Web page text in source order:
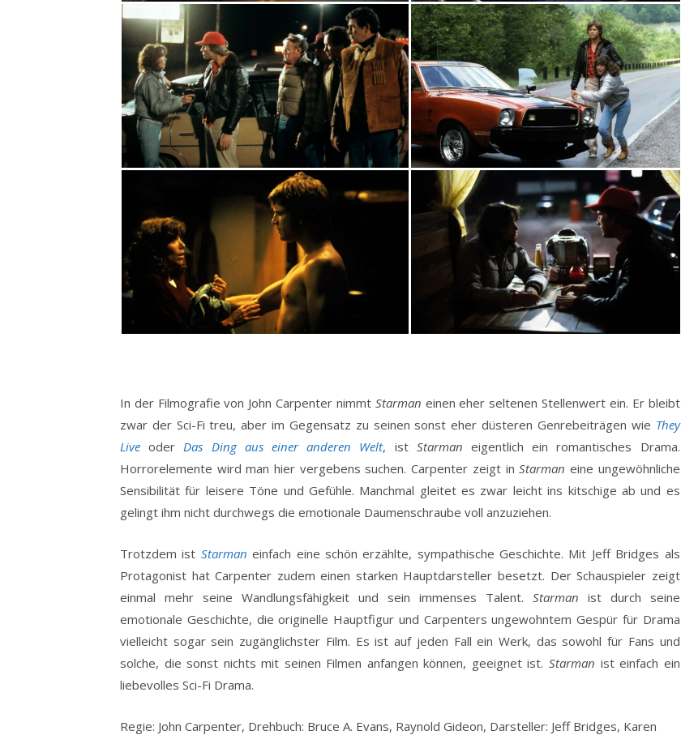
In der Filmografie von John Carpenter nimmt Starman einen eher seltenen Stellenwert ein. Er bleibt
zwar der Sci-Fi treu, aber im Gegensatz zu seinen sonst eher düsteren Genrebeiträgen wie They
Live oder Das Ding aus einer anderen Welt, ist Starman eigentlich ein romantisches Drama.
Horrorelemente wird man hier vergebens suchen. Carpenter zeigt inStarman eine ungewöhnliche
Sensibilität für leisere Töne und Gefühle. Manchmal gleitet es zwar leicht ins kitschige ab und es
gelingt ihm nicht durchwegs die emotionale Daumenschraube voll anzuziehen.
Trotzdem ist Starman einfach eine schön erzählte, sympathische Geschichte. Mit Jeff Bridges als
Protagonist hat Carpenter zudem einen starken Hauptdarsteller besetzt. Der Schauspieler zeigt
einmal mehr seine Wandlungsfähigkeit und sein immenses Talent. Starman ist durch seine
emotionale Geschichte, die originelle Hauptfigur und Carpenters ungewohntem Gespür für Drama
vielleicht sogar sein zugänglichster Film. Es ist auf jeden Fall ein Werk, das sowohl für Fans und
solche, die sonst nichts mit seinen Filmen anfangen können, geeignet ist.Starman ist einfach ein
liebevolles Sci-Fi Drama.
Regie: John Carpenter, Drehbuch: Bruce A. Evans, Raynold Gideon, Darsteller: Jeff Bridges, Karen